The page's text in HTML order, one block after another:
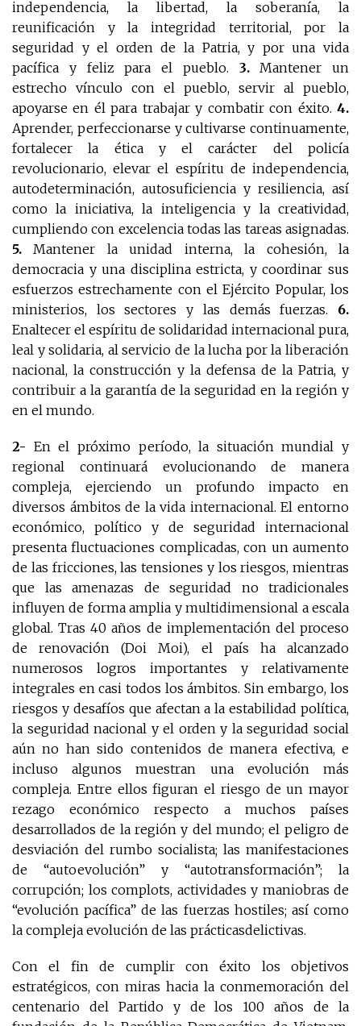
independencia, la libertad, la soberanía, la
reunificación y la integridad territorial, por la
seguridad y el orden de la Patria, y por una vida
pacífica y feliz para el pueblo. 3.Mantener un
estrecho vínculo con el pueblo, servir al pueblo,
apoyarse en él para trabajar y combatir con éxito. 4.
Aprender, perfeccionarse y cultivarse continuamente,
fortalecer la ética y el carácter del policía
revolucionario, elevar el espíritu de independencia,
autodeterminación, autosuficiencia y resiliencia, así
como la iniciativa, la inteligencia y la creatividad,
cumpliendo con excelencia todas las tareas asignadas.
5. Mantener la unidad interna, la cohesión, la
democracia y una disciplina estricta, y coordinar sus
esfuerzos estrechamente con el Ejército Popular, los
ministerios, los sectores y las demás fuerzas. 6.
Enaltecer el espíritu de solidaridad internacional pura,
leal y solidaria, al servicio de la lucha por la liberación
nacional, la construcción y la defensa de la Patria, y
contribuir a la garantía de la seguridad en la región y
en el mundo.
2- En el próximo período, la situación mundial y
regional continuará evolucionando de manera
compleja, ejerciendo un profundo impacto en
diversos ámbitos de la vida internacional. El entorno
económico, político y de seguridad internacional
presenta fluctuaciones complicadas, con un aumento
de las fricciones, las tensiones y los riesgos, mientras
que las amenazas de seguridad no tradicionales
influyen de forma amplia y multidimensional a escala
global. Tras 40 años de implementación del proceso
de renovación (Doi Moi), el país ha alcanzado
numerosos logros importantes y relativamente
integrales en casi todos los ámbitos. Sin embargo, los
riesgos y desafíos que afectan a la estabilidad política,
la seguridad nacional y el orden y la seguridad social
aún no han sido contenidos de manera efectiva, e
incluso algunos muestran una evolución más
compleja. Entre ellos figuran el riesgo de un mayor
rezago económico respecto a muchos países
desarrollados de la región y del mundo; el peligro de
desviación del rumbo socialista; las manifestaciones
de “autoevolución” y “autotransformación”; la
corrupción; los complots, actividades y maniobras de
“evolución pacífica” de las fuerzas hostiles; así como
la compleja evolución de las prácticasdelictivas.
Con el fin de cumplir con éxito los objetivos
estratégicos, con miras hacia la conmemoración del
centenario del Partido y de los 100 años de la